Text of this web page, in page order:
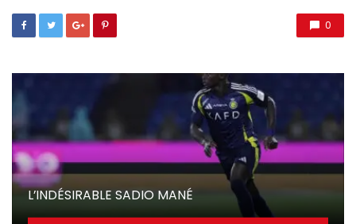
0
L’INDÉSIRABLE SADIO MANÉ